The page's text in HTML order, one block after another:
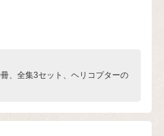
、全集3セット、ヘリコプターの